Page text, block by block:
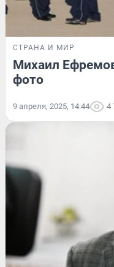
СТРАНА И МИР
Михаил
фото
9 апреля, 2025, 14:44 4